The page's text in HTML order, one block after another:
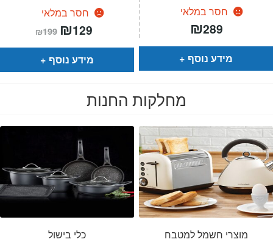
חסר במלאי
₪199 המחיר
המקורי
היה:
₪199.
₪129
הוא:
מידע נוסף
חסר במלאי
₪289
מידע נוסף
מחלקות החנות
כלי בישול מוצרי חשמל למטבח